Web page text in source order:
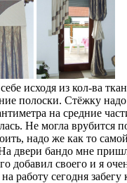
исходя из кол-ва
полоски. Стёжку
на средние
Не могла
надо же как то
двери бандо мне
добавил своего и я
работу сегодня